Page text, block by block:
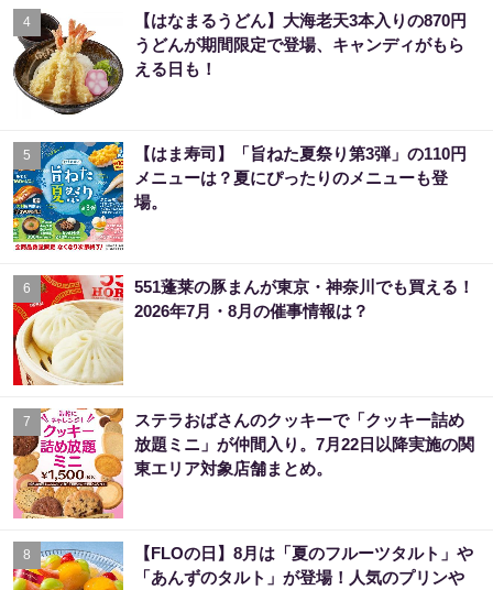
4
【はなまるうどん】大海老天3本入りの870円
うどんが期間限定で登場、キャンディがもら
える日も！
5
【はま寿司】「旨ねた夏祭り第3弾」の110円
メニューは？夏にぴったりのメニューも登
場。
6
551蓬莱の豚まんが東京・神奈川でも買える！
2026年7月・8月の催事情報は？
7
ステラおばさんのクッキーで「クッキー詰め
放題ミニ」が仲間入り。7月22日以降実施の関
東エリア対象店舗まとめ。
8
【FLOの日】8月は「夏のフルーツタルト」や
「あんずのタルト」が登場！人気のプリンや